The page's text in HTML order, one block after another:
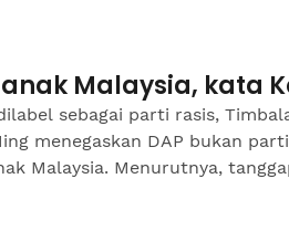
Malaysia, kata
sebagai parti rasis,
menegaskan DAP bukan
Malaysia. Menurutnya,